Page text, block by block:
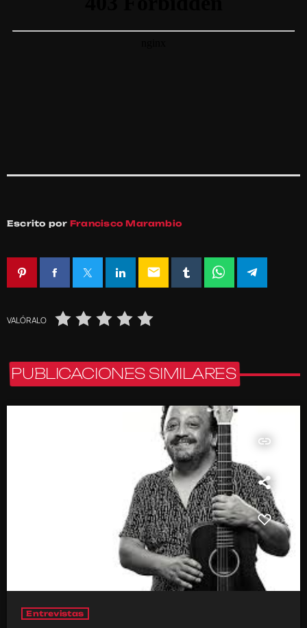
Escrito por Francisco Marambio
email
VALÓRALO
PUBLICACIONES SIMILARES
insert_link
Entrevistas